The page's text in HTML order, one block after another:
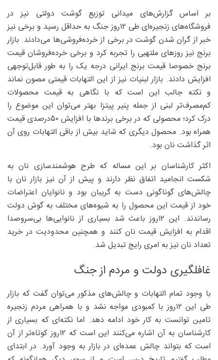
بر اساس گزارش‌های میدانی توزیع گوشت دولتی نیز در
فروشگاه‌های زنجیره‌ای طی ۱۲روز جنگ به حداقل رسید و برخی نیز
خبر از گران شدن گوشت در برخی از خرده‌فروشی‌ها می‌دادند. بازار
برنج نیز روزهای ملتهبی را تجربه کرد و برخی خرده‌فروشان قیمت
برنج خصوصا قیمت برنج ایرانی درجه یک را به طور قابل‌توجهی
افزایش دادند. بازار لبنیات نیز از این التهابات قیمتی مصون نماند
و نکته جالب این است که با نگاهی به قیمت محصولات
کم‌مصرف‌تر لبنی از جمله پنیر پیتزا بهتر می‌توان این موضوع را
درک کرد؛ محصولی که در برخی برند‌ها با افزایش ۵۰‌درصدی قیمت
همراه بود. محصول دیگری که شاید بیش از باقی التهابات روی آن
اثر گذاشت نان بود.
اکثر کارشناسان بر این مساله که طرح هوشمندسازی نان به
شکست انجامید اتفاق نظر دارند و پیش از آن نیز بازار نان با
چالش‌های گوناگونی دست به گریبان بود و نانوایان اعتراضات
خود از قیمت این محصول را به شیوه‌های مختلف به گوش دولت
رساندند. این ۱۲روز باعث شد بسیاری از نانوایی‌ها بی‌سروصدا
اقدام به افزایش قیمت نان کنند و همچنین محدودیت در خرید
تعداد نان نیز به امری رایج تبدیل شد.
غافلگیری دولت و مردم از جنگ
با وجود تمام التهابات و چالش‌های مذکور می‌توان گفت که بازار
طی این ۱۲روز با کمبودی مواجه نشد و با همراهی مردم زنجیره
تامین توانست به کار خود ادامه دهد. اما نکته‌ای که بسیاری از
کارشناسان به آن اشاره می‌کنند این است که ۱۲روز کوتاه‌تر از آن
است که بتواند چالش عمده‌ای در بازار به وجود آورد. در ابتدای